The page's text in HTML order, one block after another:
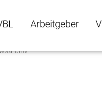
Arbeitgeber